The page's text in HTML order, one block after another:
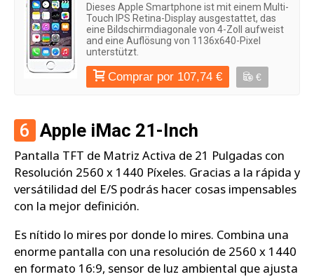
Dieses Apple Smartphone ist mit einem Multi-
Touch IPS Retina-Display ausgestattet, das
eine Bildschirmdiagonale von 4-Zoll aufweist
and eine Auflösung von 1136x640-Pixel
unterstützt.
Comprar por 107,74 € €
6 Apple iMac 21-Inch
Pantalla TFT de Matriz Activa de 21 Pulgadas con
Resolución 2560 x 1440 Píxeles. Gracias a la rápida y
versátilidad del E/S podrás hacer cosas impensables
con la mejor definición.
Es nítido lo mires por donde lo mires. Combina una
enorme pantalla con una resolución de 2560 x 1440
en formato 16:9, sensor de luz ambiental que ajusta